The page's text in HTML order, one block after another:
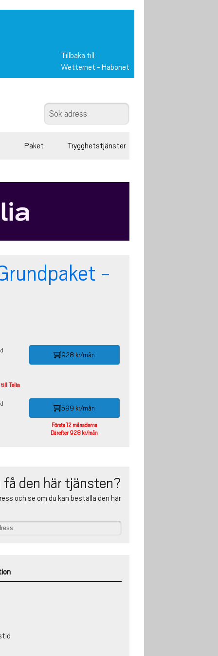
Tillbaka till
Wetternet -Habonet
Paket Trygghetstjänster
-
928 kr/mån
Telia
599 kr/mån
Första 12 månaderna
Därefter 928 kr/mån
få den här tjänsten?
och se om du kan beställa den här